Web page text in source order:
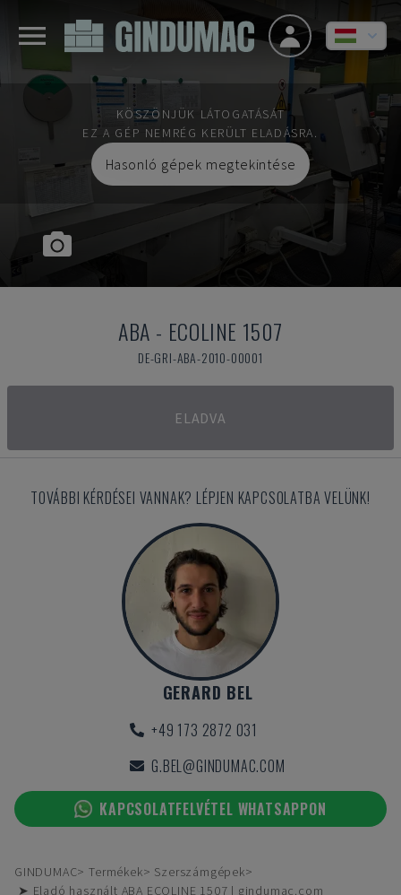
KÖSZÖNJÜK LÁTOGATÁSÁT
EZ A GÉP NEMRÉG KERÜLT ELADÁSRA.
Hasonló gépek megtekintése
ABA - ECOLINE 1507
DE-GRI-ABA-2010-00001
ELADVA
TOVÁBBI KÉRDÉSEI VANNAK? LÉPJEN KAPCSOLATBA VELÜNK!
GERARD BEL
+49 173 2872 031
G.BEL@GINDUMAC.COM
KAPCSOLATFELVÉTEL WHATSAPPON
GINDUMAC Termékek
Szerszámgépek
➤ Eladó használt ABA ECOLINE 1507 | gindumac.com